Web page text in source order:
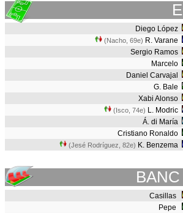
Diego López
(Nacho, 69e) R. Varane
Sergio Ramos
Marcelo
Daniel Carvajal
G. Bale
Xabi Alonso
(Isco, 74e) L. Modric
Á. di María
Cristiano Ronaldo
(Jesé Rodríguez, 82e) K. Benzema
Casillas
Pepe